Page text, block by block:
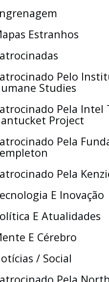
Estranhos
Pelo
Studies
Pela Intel
Project
Pela
Pela
E Inovação
E Atualidades
E Cérebro
/ Social